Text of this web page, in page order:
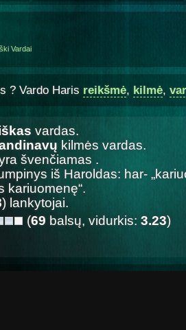
Vardai
? Vardo Haris reikšmė, kilmė,
vardas.
kilmės vardas.
švenčiamas .
iš Haroldas: har-
kariuomenę“.
) lankytojai.
(69 balsų, vidurkis: 3.23)